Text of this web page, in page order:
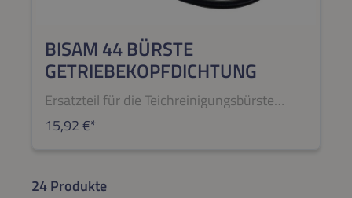
BISAM 44 BÜRSTE
GETRIEBEKOPFDICHTUNG
Ersatzteil für die Teichreinigungsbürste
BISAM 44 BÜRSTEWenn Sie Hilfe bei der
Rössle (leonhard@roessle.ag oder +49
15,92 €*
24 Produkte